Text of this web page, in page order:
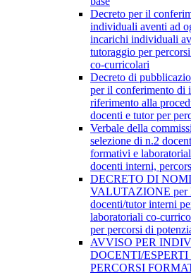
Decreto per il
individuali aventi ad
incarichi individuali
tutoraggio per
co-curricolari
Decreto di
per il conferimento di
riferimento alla
docenti e tutor per
Verbale della
selezione di n.2
formativi e
docenti interni,
DECRETO DI
VALUTAZIONE per
docenti/tutor interni
laboratoriali co-
per percorsi di
AVVISO PER
DOCENTI/
PERCORSI